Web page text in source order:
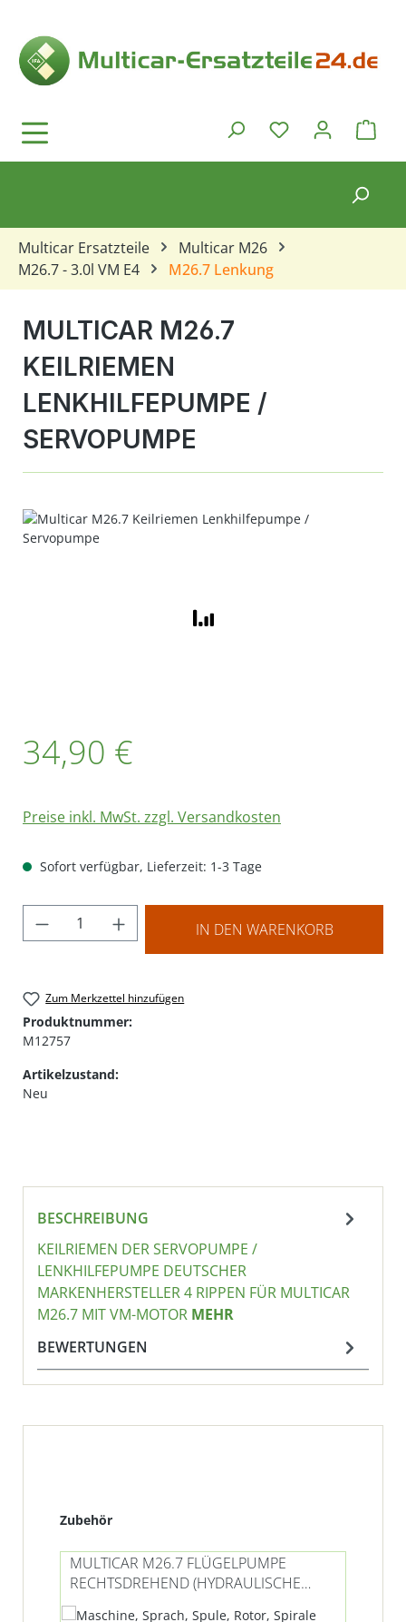
Du hast 0
Multicar Ersatzteile
Multicar M26
M26.7 - 3.0l VM E4
M26.7 Lenkung
MULTICAR M26.7
KEILRIEMEN
LENKHILFEPUMPE /
SERVOPUMPE
Bildergalerie überspringen
34,90 €
Preise inkl. MwSt. zzgl. Versandkosten
Sofort verfügbar, Lieferzeit: 1-3 Tage
Produkt Anzahl: Gib den gewünschten
IN DEN WARENKORB
Zum Merkzettel hinzufügen
Produktnummer:
M12757
Artikelzustand:
Neu
BESCHREIBUNG
KEILRIEMEN DER SERVOPUMPE /
LENKHILFEPUMPE DEUTSCHER
MARKENHERSTELLER 4 RIPPEN FÜR MULTICAR
M26.7 MIT VM-MOTOR MEHR
BEWERTUNGEN
Produktgalerie überspringen
Zubehör
MULTICAR M26.7 FLÜGELPUMPE
RECHTSDREHEND (HYDRAULISCHE
LENKUNG)